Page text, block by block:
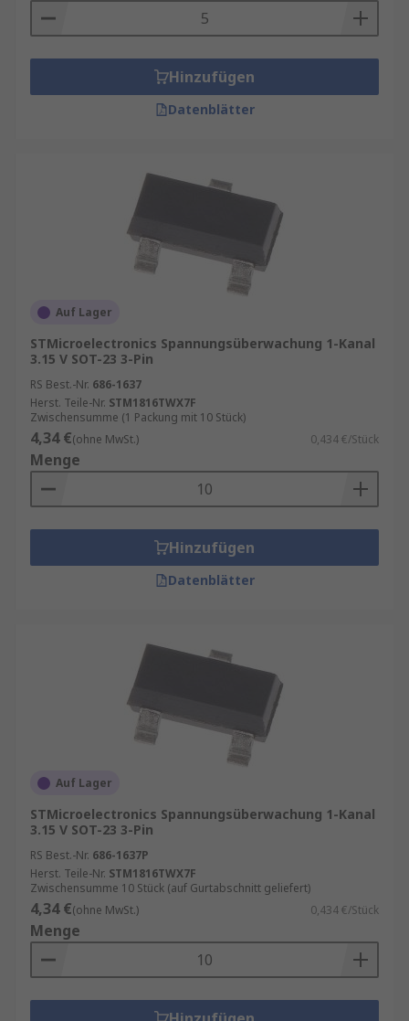
Hinzufügen
Datenblätter
Auf Lager
STMicroelectronics Spannungsüberwachung 1-Kanal
3.15 V SOT-23 3-Pin
RS Best.-Nr. 686-1637
Herst. Teile-Nr. STM1816TWX7F
Zwischensumme (1 Packung mit 10 Stück)
4,34 €(ohne MwSt.) 0,434 €/Stück
Menge
Hinzufügen
Datenblätter
Auf Lager
STMicroelectronics Spannungsüberwachung 1-Kanal
3.15 V SOT-23 3-Pin
RS Best.-Nr. 686-1637P
Herst. Teile-Nr. STM1816TWX7F
Zwischensumme 10 Stück (auf Gurtabschnitt geliefert)
4,34 €(ohne MwSt.) 0,434 €/Stück
Menge